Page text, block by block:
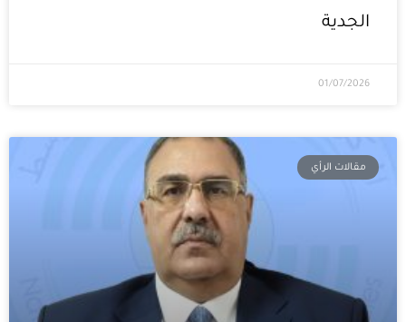
الجدية
01/07/2026
مقالات الرأي